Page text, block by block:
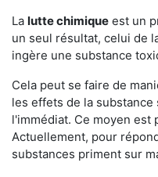
La lutte chimique est un
un seul résultat, celui de
ingère une substance
Cela peut se faire de
les effets de la
l'immédiat. Ce moyen
Actuellement, pour
substances priment sur